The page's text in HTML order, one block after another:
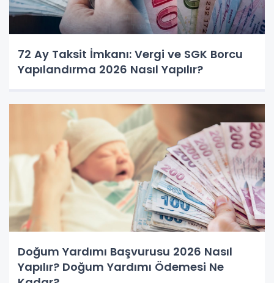
72 Ay Taksit İmkanı: Vergi ve SGK Borcu
Yapılandırma 2026 Nasıl Yapılır?
Doğum Yardımı Başvurusu 2026 Nasıl
Yapılır? Doğum Yardımı Ödemesi Ne